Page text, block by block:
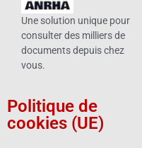
Une solution unique pour
consulter des milliers de
documents depuis chez
vous.
Politique de
cookies (UE)